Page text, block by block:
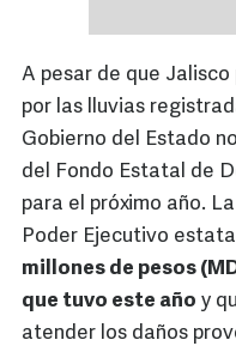
A pesar de que
por las lluvias
Gobierno del Estado
del Fondo Estatal de
para el próximo año.
Poder Ejecutivo
millones de pesos
que tuvo este año y
atender los daños